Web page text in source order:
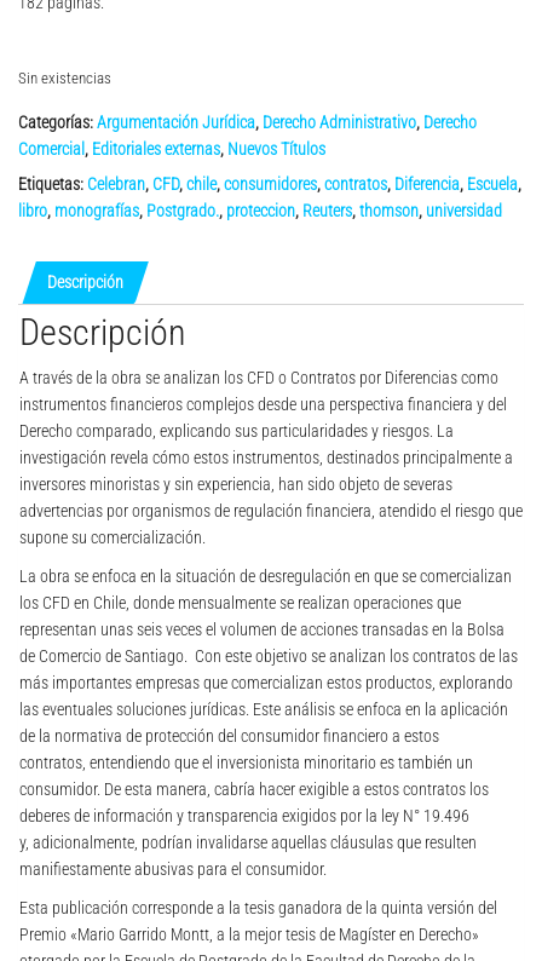
Sin existencias
Categorías:Argumentación Jurídica, Derecho Administrativo, Derecho
Comercial , Editoriales externas, Nuevos Títulos
Etiquetas: Celebran, CFD,chile,consumidores,contratos, Diferencia, Escuela,
libro, monografías, Postgrado., proteccion, Reuters,thomson, universidad
Descripción
Descripción
A través de la obra se analizan los CFD o Contratos por Diferencias como
instrumentos financieros complejos desde una perspectiva financiera y del
Derecho comparado, explicando sus particularidades y riesgos. La
investigación revela cómo estos instrumentos, destinados principalmente a
inversores minoristas y sin experiencia, han sido objeto de severas
advertencias por organismos de regulación financiera, atendido el riesgo que
supone su comercialización.
La obra se enfoca en la situación de desregulación en que se comercializan
los CFD en Chile, donde mensualmente se realizan operaciones que
representan unas seis veces el volumen de acciones transadas en la Bolsa
de Comercio de Santiago. Con este objetivo se analizan los contratos de las
más importantes empresas que comercializan estos productos, explorando
las eventuales soluciones jurídicas. Este análisis se enfoca en la aplicación
de la normativa de protección del consumidor financiero a estos
contratos, entendiendo que el inversionista minoritario es también un
consumidor. De esta manera, cabría hacer exigible a estos contratos los
deberes de información y transparencia exigidos por la ley N° 19.496
y, adicionalmente, podrían invalidarse aquellas cláusulas que resulten
manifiestamente abusivas para el consumidor.
Esta publicación corresponde a la tesis ganadora de la quinta versión del
Premio «Mario Garrido Montt, a la mejor tesis de Magíster en Derecho»